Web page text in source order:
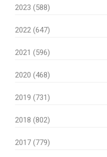
2023 (588)
2022 (647)
2021 (596)
2020 (468)
2019 (731)
2018 (802)
2017 (779)